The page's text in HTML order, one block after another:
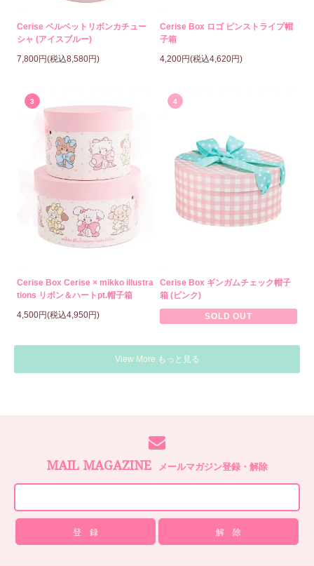
Cerise ベルベットリボンカチュー
シャ (アイスブルー)
7,800円(税込8,580円)
Cerise Box ロゴ ピンストライプ帽
子箱
4,200円(税込4,620円)
3
Cerise Box Cerise × mikko illustra
tions リボン＆ハートpt.帽子箱
4,500円(税込4,950円)
4
Cerise Box ギンガムチェック帽子
箱 (ピンク)
SOLD OUT
View More もっと見る
MAIL MAGAZINE メールマガジン登録・解除